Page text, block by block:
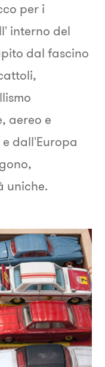
per i
interno del
dal fascino
aereo e
dall'Europa
uniche.